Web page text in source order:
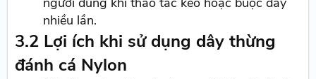
nhiều lần.
3.2 Lợi ích khi sử dụng dây thừng
đánh cá Nylon